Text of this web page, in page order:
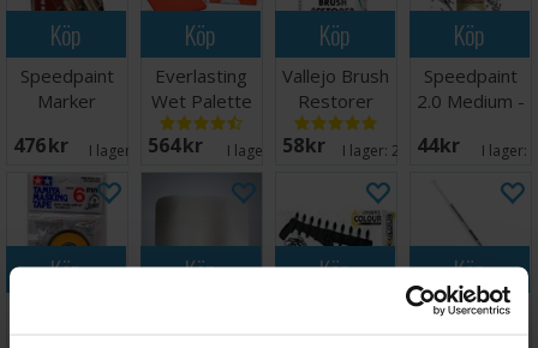
Köp
Speedpaint
Marker
476 SEK I lager: 16
Köp
Everlasting
Wet Palette
Painter v2
564 SEK I lager: 6
Köp
Vallejo Brush
Restorer
85ml
58 SEK I lager:20+
Köp
Speedpaint
2.0 Medium -
44 SEK I lager:
Köp Köp Köp Köp
Warhammer